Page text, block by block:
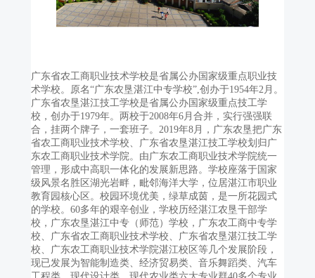
广东省农工商职业技术学校是省属公办国家级重点职业技
术学校。原名“广东农垦湛江中专学校”,创办于1954年2月。
广东省农垦湛江技工学校是省属公办国家级重点技工学
校，创办于1979年。两校于2008年6月合并，实行强强联
合，挂两个牌子，一套班子。2019年8月，广东农垦把广东
省农工商职业技术学校、广东省农垦湛江技工学校划归广
东农工商职业技术学院。由广东农工商职业技术学院统一
管理，形成中高职一体化的发展新思路。学校座落于国家
级风景名胜区湖光岩畔，毗邻海洋大学，位居湛江市职业
教育园核心区。校园环境优美，绿草成茵，是一所花园式
的学校。60多年的艰辛创业，学校历经湛江农垦干部学
校，广东农垦湛江中专（师范）学校，广东农工商中专学
校、广东省农工商职业技术学校、广东省农垦湛江技工学
校、广东农工商职业技术学院湛江校区等几个发展阶段，
现已发展为智能制造类、经济贸易类、音乐舞蹈类、汽车